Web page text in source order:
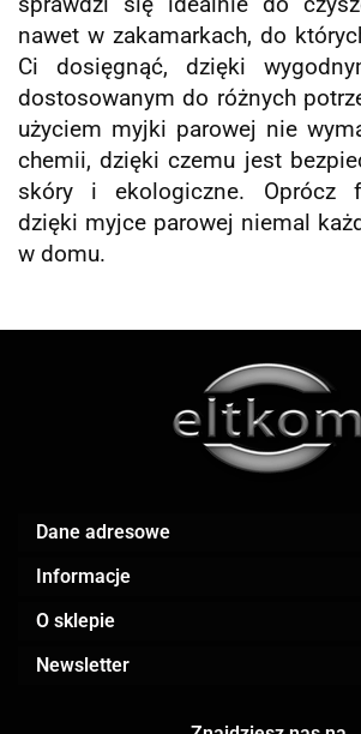
nawet w zakamarkach, do
Ci dosięgnąć, dzięki
dostosowanym do różnych
użyciem myjki parowej nie
chemii, dzięki czemu jest
skóry i ekologiczne. Oprócz
dzięki myjce parowej niemal
w domu.
Dane adresowe
Informacje
O sklepie
Newsletter